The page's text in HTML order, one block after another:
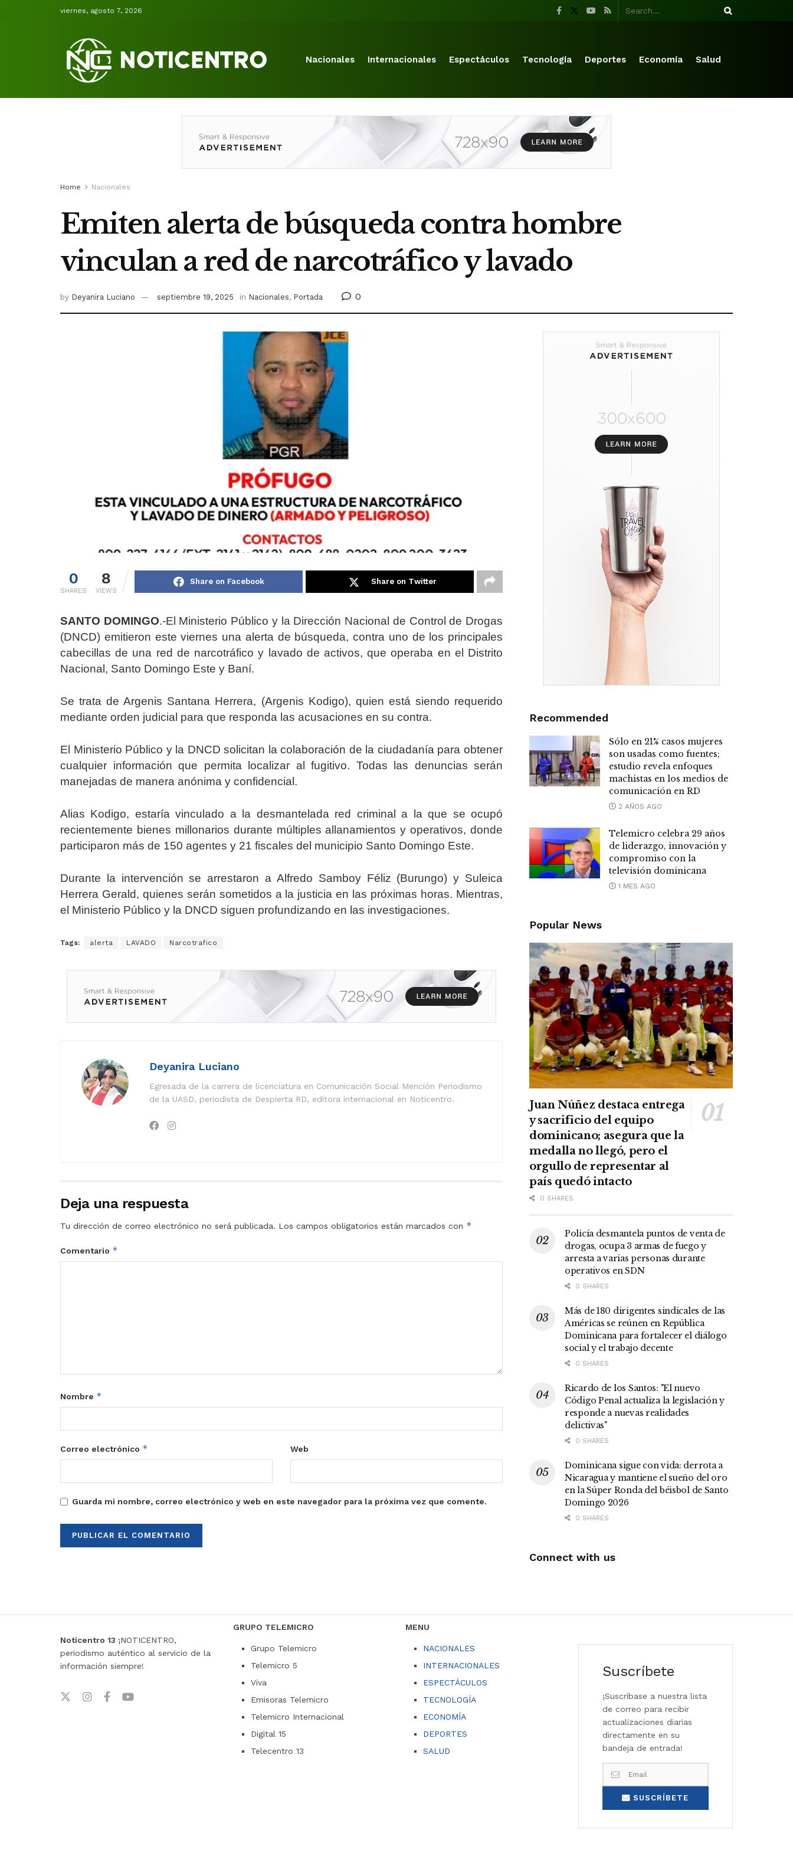
viernes, agosto 7, 2026
Nacionales Internacionales Espectáculos Tecnología Deportes Economía Salud
Home Nacionales
Emiten alerta de búsqueda contra hombre
vinculan a red de narcotráfico y lavado
by Deyanira Luciano septiembre 19, 2025 in Nacionales, Portada 0
0
SHARES
8
VIEWS
Share on Facebook Share on Twitter
SANTO DOMINGO.-El Ministerio Público y la Dirección Nacional de Control de Drogas
(DNCD) emitieron este viernes una alerta de búsqueda, contra uno de los principales
cabecillas de una red de narcotráfico y lavado de activos, que operaba en el Distrito
Nacional, Santo Domingo Este y Baní.
Se trata de Argenis Santana Herrera, (Argenis Kodigo), quien está siendo requerido
mediante orden judicial para que responda las acusaciones en su contra.
El Ministerio Público y la DNCD solicitan la colaboración de la ciudadanía para obtener
cualquier información que permita localizar al fugitivo. Todas las denuncias serán
manejadas de manera anónima y confidencial.
Alias Kodigo, estaría vinculado a la desmantelada red criminal a la que se ocupó
recientemente bienes millonarios durante múltiples allanamientos y operativos, donde
participaron más de 150 agentes y 21 fiscales del municipio Santo Domingo Este.
Durante la intervención se arrestaron a Alfredo Samboy Féliz (Burungo) y Suleica
Herrera Gerald, quienes serán sometidos a la justicia en las próximas horas. Mientras,
el Ministerio Público y la DNCD siguen profundizando en las investigaciones.
Tags: alerta LAVADO Narcotrafico
Deyanira Luciano
Egresada de la carrera de licenciatura en Comunicación Social Mención Periodismo
de la UASD, periodista de Despierta RD, editora internacional en Noticentro.
Deja una respuesta
Tu dirección de correo electrónico no será publicada. Los campos obligatorios están marcados con *
Comentario *
Nombre *
Correo electrónico * Web
Guarda mi nombre, correo electrónico y web en este navegador para la próxima vez que comente.
Recommended
Sólo en 21% casos mujeres
son usadas como fuentes;
estudio revela enfoques
machistas en los medios de
comunicación en RD
2 AÑOS AGO
Telemicro celebra 29 años
de liderazgo, innovación y
compromiso con la
televisión dominicana
1 MES AGO
Popular News
Juan Núñez destaca entrega
y sacrificio del equipo
dominicano; asegura que la
medalla no llegó, pero el
orgullo de representar al
país quedó intacto
0 SHARES
Policía desmantela puntos de venta de
drogas, ocupa 3 armas de fuego y
arresta a varias personas durante
operativos en SDN
0 SHARES
Más de 180 dirigentes sindicales de las
Américas se reúnen en República
Dominicana para fortalecer el diálogo
social y el trabajo decente
0 SHARES
Ricardo de los Santos: "El nuevo
Código Penal actualiza la legislación y
responde a nuevas realidades
delictivas"
0 SHARES
Dominicana sigue con vida: derrota a
Nicaragua y mantiene el sueño del oro
en la Súper Ronda del béisbol de Santo
Domingo 2026
0 SHARES
Connect with us
Noticentro 13 ¡NOTICENTRO,
periodismo auténtico al servicio de la
información siempre!
GRUPO TELEMICRO
Grupo Telemicro
Telemicro 5
Viva
Emisoras Telemicro
Telemicro Internacional
Digital 15
Telecentro 13
MENU
NACIONALES
INTERNACIONALES
ESPECTÁCULOS
TECNOLOGÍA
ECONOMÍA
DEPORTES
SALUD
Suscríbete
¡Suscríbase a nuestra lista
de correo para recibir
actualizaciones diarias
directamente en su
bandeja de entrada!
SUSCRÍBETE